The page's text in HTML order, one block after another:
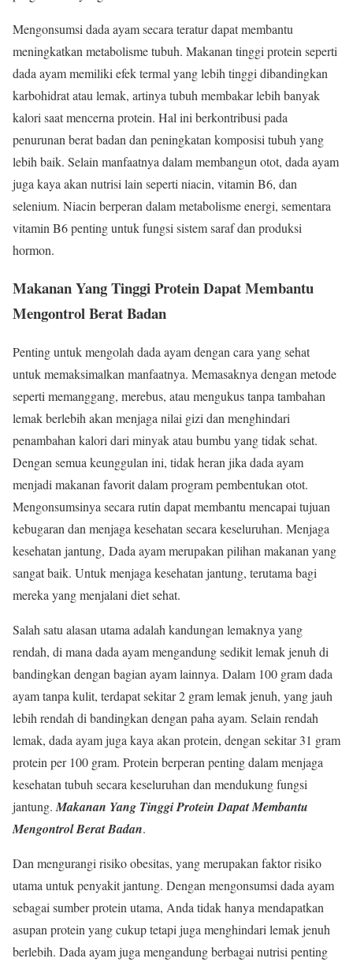
Mengonsumsi dada ayam secara teratur dapat membantu
meningkatkan metabolisme tubuh. Makanan tinggi protein seperti
dada ayam memiliki efek termal yang lebih tinggi dibandingkan
karbohidrat atau lemak, artinya tubuh membakar lebih banyak
kalori saat mencerna protein. Hal ini berkontribusi pada
penurunan berat badan dan peningkatan komposisi tubuh yang
lebih baik. Selain manfaatnya dalam membangun otot, dada ayam
juga kaya akan nutrisi lain seperti niacin, vitamin B6, dan
selenium. Niacin berperan dalam metabolisme energi, sementara
vitamin B6 penting untuk fungsi sistem saraf dan produksi
hormon.
Makanan Yang Tinggi Protein Dapat Membantu
Mengontrol Berat Badan
Penting untuk mengolah dada ayam dengan cara yang sehat
untuk memaksimalkan manfaatnya. Memasaknya dengan metode
seperti memanggang, merebus, atau mengukus tanpa tambahan
lemak berlebih akan menjaga nilai gizi dan menghindari
penambahan kalori dari minyak atau bumbu yang tidak sehat.
Dengan semua keunggulan ini, tidak heran jika dada ayam
menjadi makanan favorit dalam program pembentukan otot.
Mengonsumsinya secara rutin dapat membantu mencapai tujuan
kebugaran dan menjaga kesehatan secara keseluruhan. Menjaga
kesehatan jantung, Dada ayam merupakan pilihan makanan yang
sangat baik. Untuk menjaga kesehatan jantung, terutama bagi
mereka yang menjalani diet sehat.
Salah satu alasan utama adalah kandungan lemaknya yang
rendah, di mana dada ayam mengandung sedikit lemak jenuh di
bandingkan dengan bagian ayam lainnya. Dalam 100 gram dada
ayam tanpa kulit, terdapat sekitar 2 gram lemak jenuh, yang jauh
lebih rendah di bandingkan dengan paha ayam. Selain rendah
lemak, dada ayam juga kaya akan protein, dengan sekitar 31 gram
protein per 100 gram. Protein berperan penting dalam menjaga
kesehatan tubuh secara keseluruhan dan mendukung fungsi
jantung. Makanan Yang Tinggi Protein Dapat Membantu
Mengontrol Berat Badan.
Dan mengurangi risiko obesitas, yang merupakan faktor risiko
utama untuk penyakit jantung. Dengan mengonsumsi dada ayam
sebagai sumber protein utama, Anda tidak hanya mendapatkan
asupan protein yang cukup tetapi juga menghindari lemak jenuh
berlebih. Dada ayam juga mengandung berbagai nutrisi penting